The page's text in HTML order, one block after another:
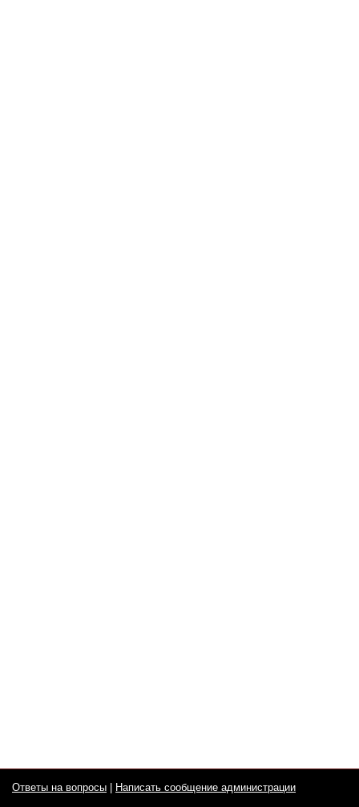
Ответы на вопросы Написать сообщение администрации